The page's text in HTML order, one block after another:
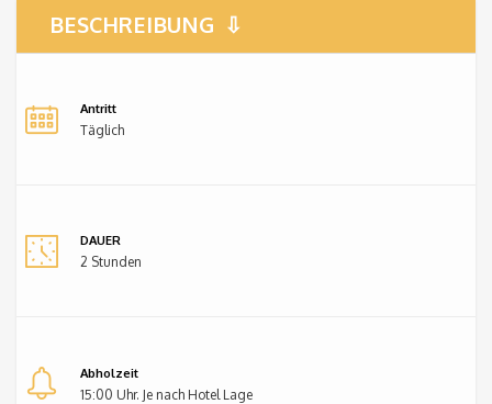
BESCHREIBUNG
Täglich
Antritt
2 Stunden
DAUER
15:00 Uhr. Je nach Hotel Lage
Abholzeit